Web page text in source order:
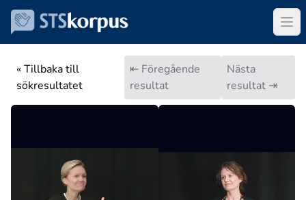
« Tillbaka till
sökresultatet
⇤ Föregående
resultat
Nästa
resultat ⇥